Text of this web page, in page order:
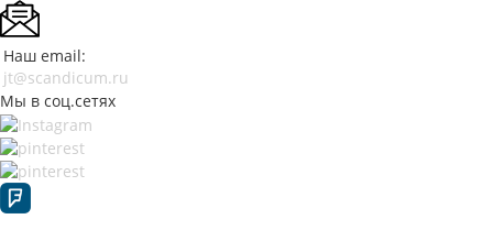
Наш email:
jt@scandicum.ru
Мы в соц.сетях